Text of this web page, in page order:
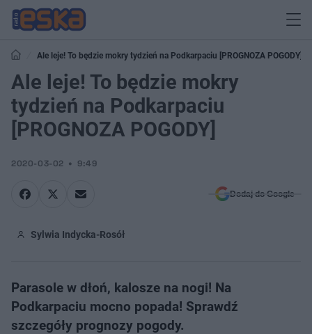
Ale leje! To będzie mokry tydzień na Podkarpaciu [PROGNOZA POGODY]
Ale leje! To będzie mokry
tydzień na Podkarpaciu
[PROGNOZA POGODY]
2020-03-02 9:49
Dodaj do Google
Sylwia Indycka-Rosół
Parasole w dłoń, kalosze na nogi! Na
Podkarpaciu mocno popada! Sprawdź
szczegóły prognozy pogody.